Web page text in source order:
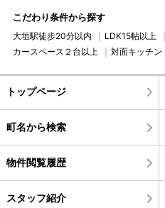
こだわり条件から探す
大垣駅徒歩20分以内 LDK15帖以上
カースペース２台以上
対面キッチン
トップページ
町名から検索
物件閲覧履歴
スタッフ紹介